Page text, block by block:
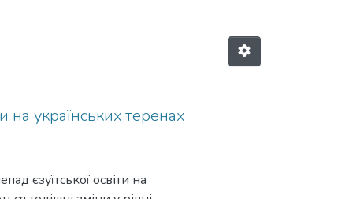
на українських теренах
єзуїтської освіти на